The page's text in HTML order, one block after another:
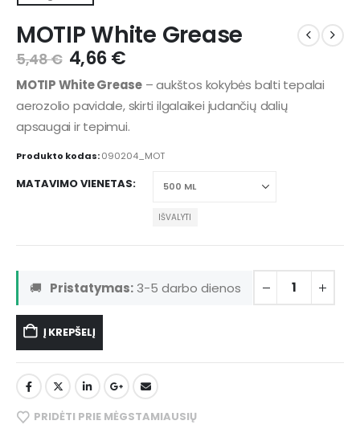
MOTIP White Grease
5,48€ 4,66€
MOTIP White Grease – aukštos kokybės balti tepalai
aerozolio pavidale, skirti ilgalaikei judančių dalių
apsaugai ir tepimui.
Produkto kodas:090204_MOT
MATAVIMO VIENETAS
IŠVALYTI
🚚 Pristatymas: 3-5 darbo dienos
Į KREPŠELĮ
PRIDĖTI PRIE MĖGSTAMIAUSIŲ